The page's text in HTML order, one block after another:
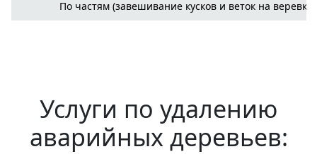
По частям (завешивание кусков и веток на веревку)
Услуги по удалению
аварийных деревьев: